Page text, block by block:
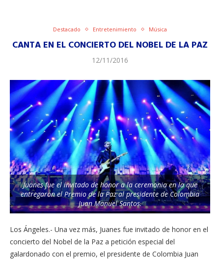
Destacado Entretenimiento Música
CANTA EN EL CONCIERTO DEL NOBEL DE LA PAZ
12/11/2016
Juanes fue el invitado de honor a la ceremonia en la que
entregaron el Premio de la Paz al presidente de Colombia
Juan Manuel Santos.
Los Ángeles.- Una vez más, Juanes fue invitado de honor en el
concierto del Nobel de la Paz a petición especial del
galardonado con el premio, el presidente de Colombia Juan